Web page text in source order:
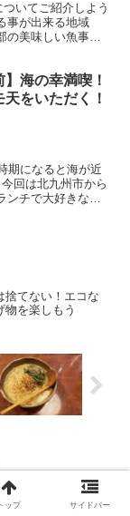
いてご紹介しよう
事が出来る地域
の美味しい魚事情
】海の幸満喫！
をいただく！
期になると海が近
回は北九州市から
ンチで大好きな海
捨てない！エコな
物を楽しもう
トップ サイドバー